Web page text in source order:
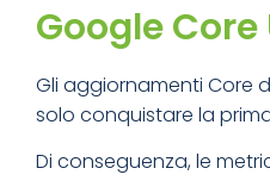
Google
Gli aggiornamenti Core
solo conquistare la
Di conseguenza, le